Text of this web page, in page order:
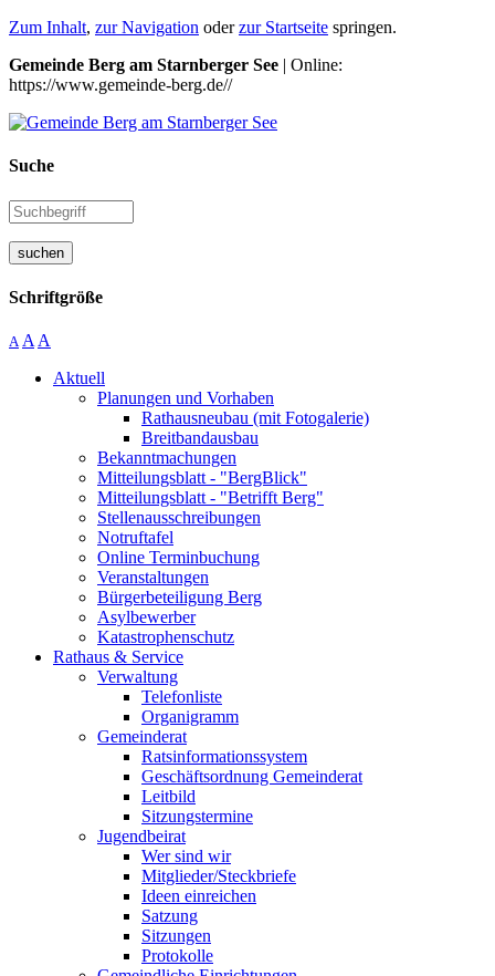
Zum Inhalt, zur Navigation oderzur Startseite springen.
Gemeinde Berg am Starnberger See | Online:
https://www.gemeinde-berg.de//
Suche
suchen
Schriftgröße
A A A
Aktuell
Planungen und Vorhaben
Rathausneubau (mit Fotogalerie)
Breitbandausbau
Bekanntmachungen
Mitteilungsblatt - "BergBlick"
Mitteilungsblatt - "Betrifft Berg"
Stellenausschreibungen
Notruftafel
Online Terminbuchung
Veranstaltungen
Bürgerbeteiligung Berg
Asylbewerber
Katastrophenschutz
Rathaus & Service
Verwaltung
Telefonliste
Organigramm
Gemeinderat
Ratsinformationssystem
Geschäftsordnung Gemeinderat
Leitbild
Sitzungstermine
Jugendbeirat
Wer sind wir
Mitglieder/Steckbriefe
Ideen einreichen
Satzung
Sitzungen
Protokolle